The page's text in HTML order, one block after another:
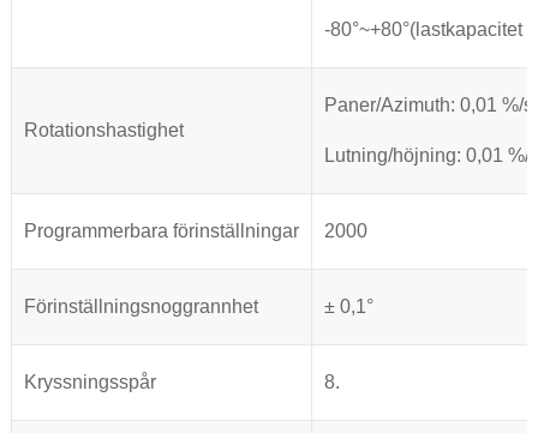
-80°~+80°(lastkapacitet
Rotationshastighet
Paner/Azimuth: 0,01 %/
Lutning/höjning: 0,01 %/
Programmerbara förinställningar 2000
Förinställningsnoggrannhet ± 0,1°
Kryssningsspår 8.